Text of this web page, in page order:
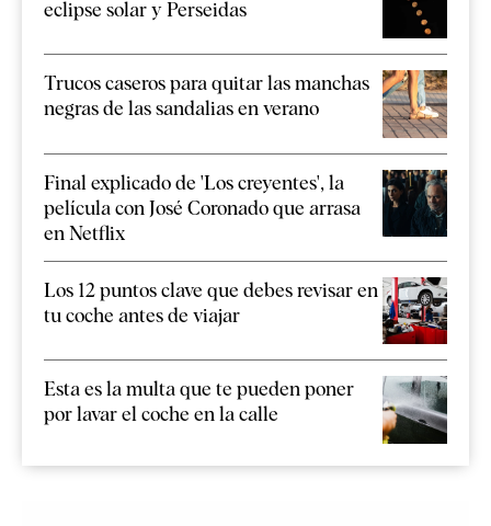
eclipse solar y Perseidas
Trucos caseros para quitar las manchas
negras de las sandalias en verano
Final explicado de 'Los creyentes', la
película con José Coronado que arrasa
en Netflix
Los 12 puntos clave que debes revisar en
tu coche antes de viajar
Esta es la multa que te pueden poner
por lavar el coche en la calle